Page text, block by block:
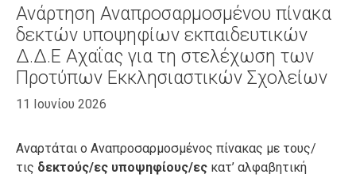
Ανάρτηση Αναπροσαρμοσμένου πίνακα
δεκτών υποψηφίων εκπαιδευτικών
Δ.Δ.Ε Αχαΐας για τη στελέχωση των
Προτύπων Εκκλησιαστικών Σχολείων
11 Ιουνίου 2026
Αναρτάται ο Αναπροσαρμοσμένος πίνακας με τους/
τις δεκτούς/ες υποψηφίους/ες κατ’ αλφαβητική